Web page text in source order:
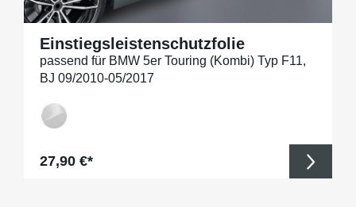
Einstiegsleistenschutzfolie
passend für BMW 5er Touring (Kombi) Typ F11,
BJ 09/2010-05/2017
Regulärer Preis:
27,90 €*